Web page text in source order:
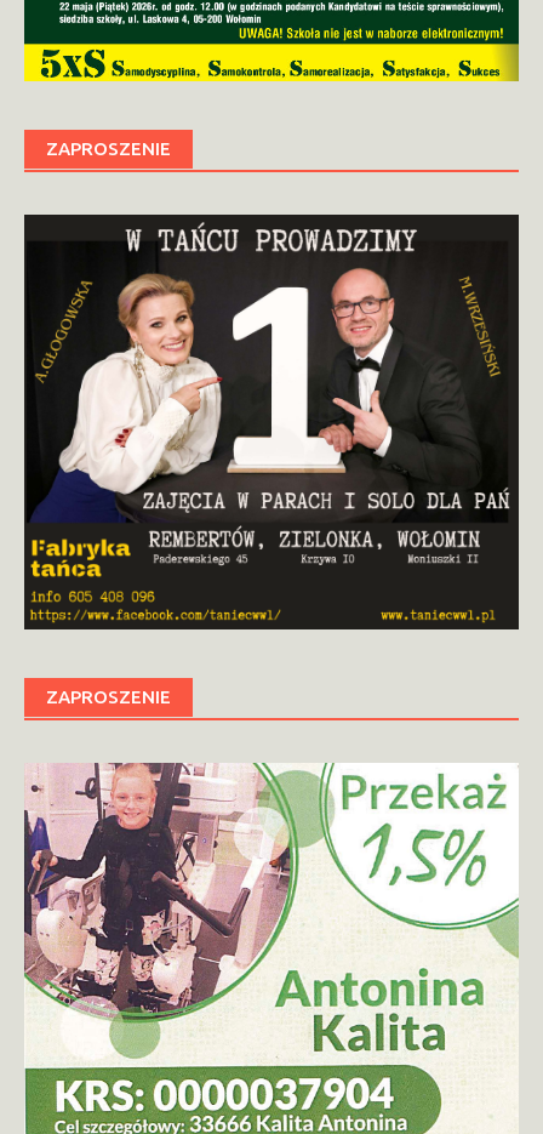
ZAPROSZENIE
ZAPROSZENIE